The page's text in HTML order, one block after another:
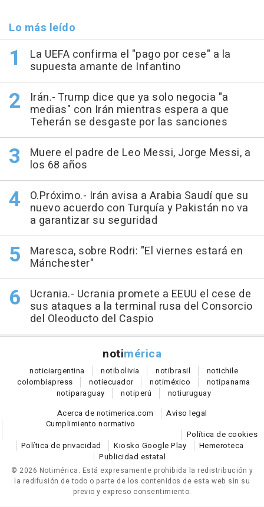
Lo más leído
La UEFA confirma el "pago por cese" a la
supuesta amante de Infantino
Irán.- Trump dice que ya solo negocia "a
medias" con Irán mientras espera a que
Teherán se desgaste por las sanciones
Muere el padre de Leo Messi, Jorge Messi, a
los 68 años
O.Próximo.- Irán avisa a Arabia Saudí que su
nuevo acuerdo con Turquía y Pakistán no va
a garantizar su seguridad
Maresca, sobre Rodri: "El viernes estará en
Mánchester"
Ucrania.- Ucrania promete a EEUU el cese de
sus ataques a la terminal rusa del Consorcio
del Oleoducto del Caspio
notimérica
noticiargentina notibolivia notibrasil notichile
colombiapress notiecuador notiméxico notipanama
notiparaguay notiperú notiuruguay
Acerca de notimerica.com
Aviso legal
Cumplimiento normativo
Política de cookies
Política de privacidad
Kiosko Google Play
Hemeroteca
Publicidad estatal
© 2026 Notimérica. Está expresamente prohibida la redistribución y
la redifusión de todo o parte de los contenidos de esta web sin su
previo y expreso consentimiento.